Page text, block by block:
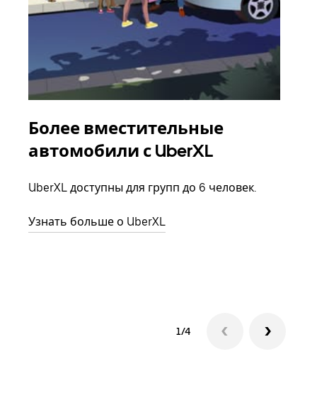
Более вместительные
автомобили с UberXL
UberXL доступны для групп до 6 человек.
Узнать больше о UberXL
1/4